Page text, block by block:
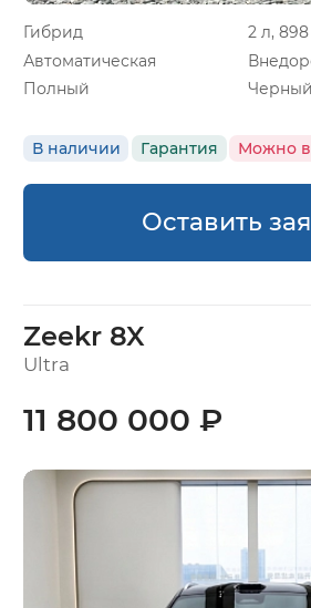
Гибрид
2 л, 898
Автоматическая
Полный
Черный
В наличии Гарантия Можно
Оставить
Zeekr 8X
Ultra
11 800 000 ₽